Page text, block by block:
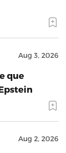
Aug 3, 2026
que
Aug 2, 2026